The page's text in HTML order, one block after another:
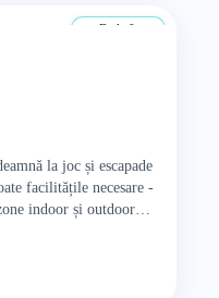
De la 0 ani
la joc și escapade
facilitățile necesare -
indoor și outdoor…